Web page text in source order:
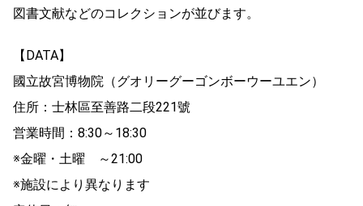
図書文献などのコレクションが並びます。
【DATA】
國立故宮博物院（グオリーグーゴンボーウーユエン）
住所：士林區至善路二段221號
営業時間：8:30～18:30
※金曜・土曜 ～21:00
※施設により異なります